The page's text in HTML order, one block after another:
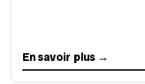
En savoir plus →